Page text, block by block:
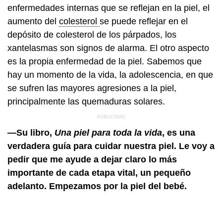
enfermedades internas que se reflejan en la piel, el
aumento del colesterol se puede reflejar en el
depósito de colesterol de los párpados, los
xantelasmas son signos de alarma. El otro aspecto
es la propia enfermedad de la piel. Sabemos que
hay un momento de la vida, la adolescencia, en que
se sufren las mayores agresiones a la piel,
principalmente las quemaduras solares.
—Su libro, Una piel para toda la vida, es una
verdadera guía para cuidar nuestra piel. Le voy a
pedir que me ayude a dejar claro lo más
importante de cada etapa vital, un pequeño
adelanto. Empezamos por la piel del bebé.